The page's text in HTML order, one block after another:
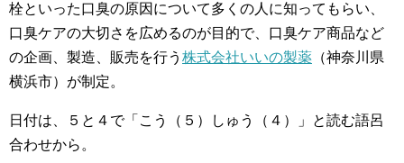
栓といった口臭の原因について多くの人に知ってもらい、
口臭ケアの大切さを広めるのが目的で、口臭ケア商品など
の企画、製造、販売を行う 株式会社いいの製薬 （神奈川県
横浜市）が制定。
日付は、５と４で「こう（５）しゅう（４）」と読む語呂
合わせから。